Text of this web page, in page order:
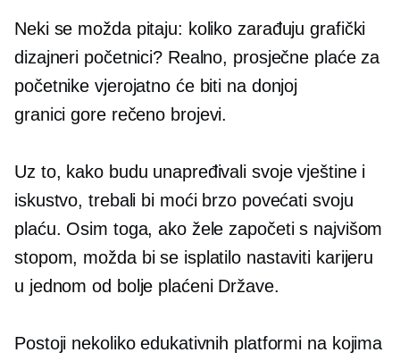
Neki se možda pitaju: koliko zarađuju grafički
dizajneri početnici? Realno, prosječne plaće za
početnike vjerojatno će biti na donjoj
granicigore rečeno brojevi.
Uz to, kako budu unapređivali svoje vještine i
iskustvo, trebali bi moći brzo povećati svoju
plaću. Osim toga, ako žele započeti s najvišom
stopom, možda bi se isplatilo nastaviti karijeru
u jednom od bolje plaćeniDržave.
Postoji nekoliko edukativnih platformi na kojima